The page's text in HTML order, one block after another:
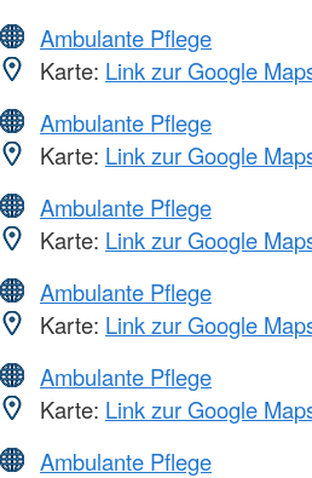
Ambulante Pflege
Karte: Link zur Google
Ambulante Pflege
Karte: Link zur Google
Ambulante Pflege
Karte: Link zur Google
Ambulante Pflege
Karte: Link zur Google
Ambulante Pflege
Karte: Link zur Google
Ambulante Pflege